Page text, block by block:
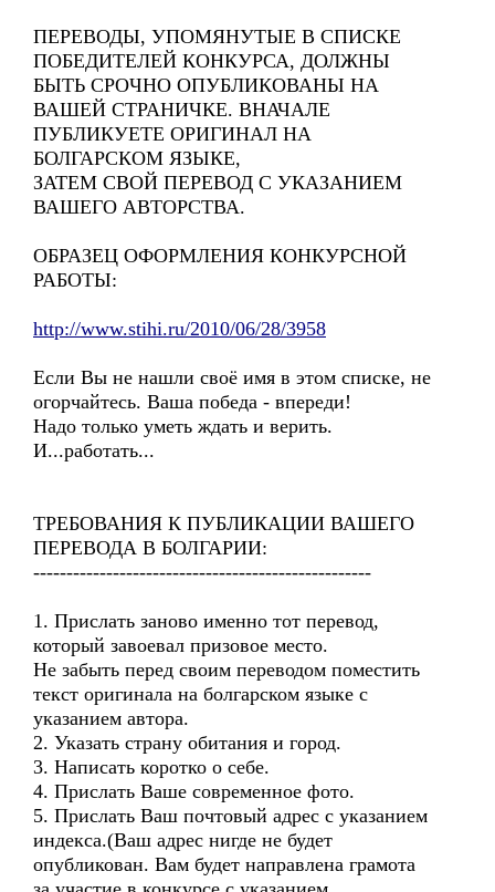
ПЕРЕВОДЫ, УПОМЯНУТЫЕ В СПИСКЕ
ПОБЕДИТЕЛЕЙ КОНКУРСА, ДОЛЖНЫ
БЫТЬ СРОЧНО ОПУБЛИКОВАНЫ НА
ВАШЕЙ СТРАНИЧКЕ. ВНАЧАЛЕ
ПУБЛИКУЕТЕ ОРИГИНАЛ НА
БОЛГАРСКОМ ЯЗЫКЕ,
ЗАТЕМ СВОЙ ПЕРЕВОД С УКАЗАНИЕМ
ВАШЕГО АВТОРСТВА.
ОБРАЗЕЦ ОФОРМЛЕНИЯ КОНКУРСНОЙ
РАБОТЫ:
http://www.stihi.ru/2010/06/28/3958
Если Вы не нашли своё имя в этом списке, не
огорчайтесь. Ваша победа - впереди!
Надо только уметь ждать и верить.
И...работать...
ТРЕБОВАНИЯ К ПУБЛИКАЦИИ ВАШЕГО
ПЕРЕВОДА В БОЛГАРИИ:
---------------------------------------------------
1. Прислать заново именно тот перевод,
который завоевал призовое место.
Не забыть перед своим переводом поместить
текст оригинала на болгарском языке с
указанием автора.
2. Указать страну обитания и город.
3. Написать коротко о себе.
4. Прислать Ваше современное фото.
5. Прислать Ваш почтовый адрес с указанием
индекса.(Ваш адрес нигде не будет
опубликован. Вам будет направлена грамота